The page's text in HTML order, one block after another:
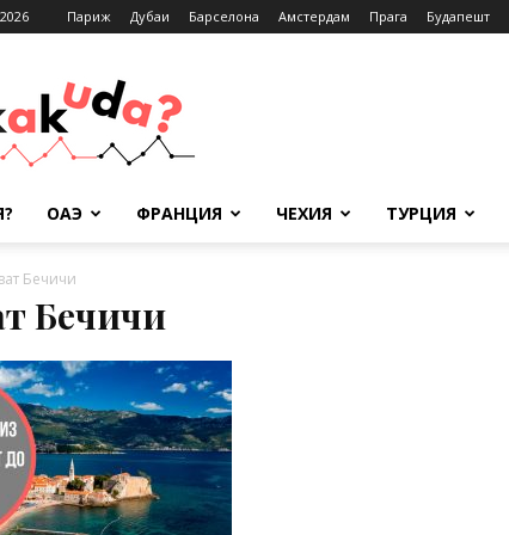
Париж Дубаи Барселона Амстердам Прага Будапешт
ОАЭ ФРАНЦИЯ ЧЕХИЯ ТУРЦИЯ
Бечичи
Бечичи